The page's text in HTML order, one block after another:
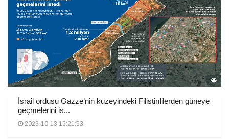
İsrail ordusu Gazze’nin kuzeyindeki Filistinlilerden güneye
geçmelerini is...
2023-10-13 15:21:53